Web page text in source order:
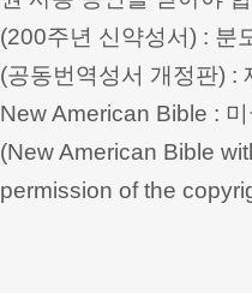
(200주년 신약성서) : 분
(공동번역성서 개정판) :
New American Bible :
(New American Bible
permission of the